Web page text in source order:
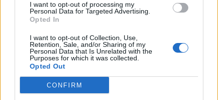
I want to opt-out of processing my
Personal Data for Targeted Advertising.
Opted In
I want to opt-out of Collection, Use,
Retention, Sale, and/or Sharing of my
Personal Data that Is Unrelated with the
Purposes for which it was collected.
Opted Out
CONFIRM
2026. augusztus 07., péntek
Új aszfalton közlekedhetünk az